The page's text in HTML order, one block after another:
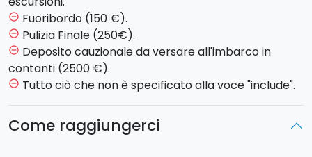
prevalentemente da una costa bassa e sabbiosa,
dove incontrerete ilgolfo di Gela
Le spiagge meridionali della Sicilia sono ampie, per lo
più sabbiose e spesso dall'aspetto selvaggi. Talvolta
sono incorniciate da suggestive scogliere bianche,
remove_circle_outline Fuoribordo (150 €).
remove_circle_outline Pulizia Finale (250€).
remove_circle_outline Deposito cauzionale da versare all'imbarco in
contanti (2500 €).
remove_circle_outline Tutto ciò che non è specificato alla voce "include".
Come raggiungerci